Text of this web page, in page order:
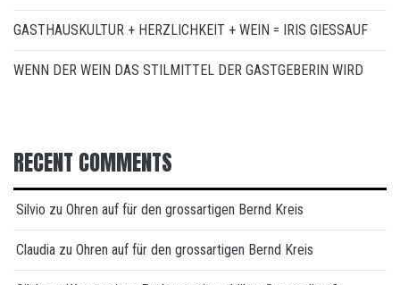
GASTHAUSKULTUR + HERZLICHKEIT + WEIN = IRIS GIESSAUF
WENN DER WEIN DAS STILMITTEL DER GASTGEBERIN WIRD
RECENT COMMENTS
Silvio zu Ohren auf für den grossartigen Bernd Kreis
Claudia zu Ohren auf für den grossartigen Bernd Kreis